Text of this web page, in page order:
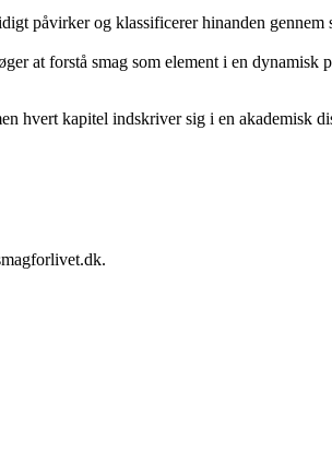
påvirker og klassificerer hinanden gennem
at forstå smag som element i en dynamisk
hvert kapitel indskriver sig i en akademisk
.